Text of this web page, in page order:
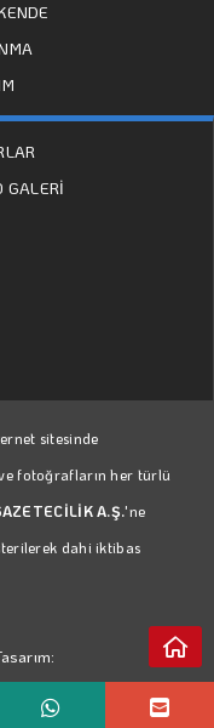
GALERİ
sitesinde
fotoğrafların her türlü
A.Ş.'ne
dahi iktibas